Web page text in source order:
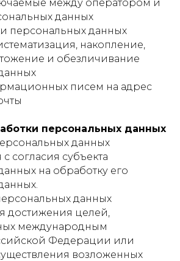
между оператором и
данных
персональных данных
накопление,
и обезличивание
писем на адрес
персональных данных
данных
согласия субъекта
на обработку его
данных
достижения целей,
международным
Федерации или
возложенных